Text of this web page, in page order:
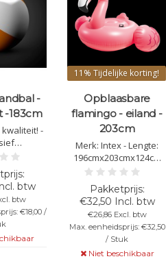
-
-183cm
-
-
wit -
cm
btw
btw
€18,00 /
11% Tijdelijke korting!
Opblaasbare
flamingo - eiland -
203cm
Merk: Intex - Lengte:
196cmx203cmx124cm
opgeblazen - Afmeting
breedte opgeblazen:
203cm - Materiaal: PVC
€32,50 Incl. btw
€26,86 Excl. btw
Max. eenheidsprijs: €32,50
/ Stuk
Niet beschikbaar